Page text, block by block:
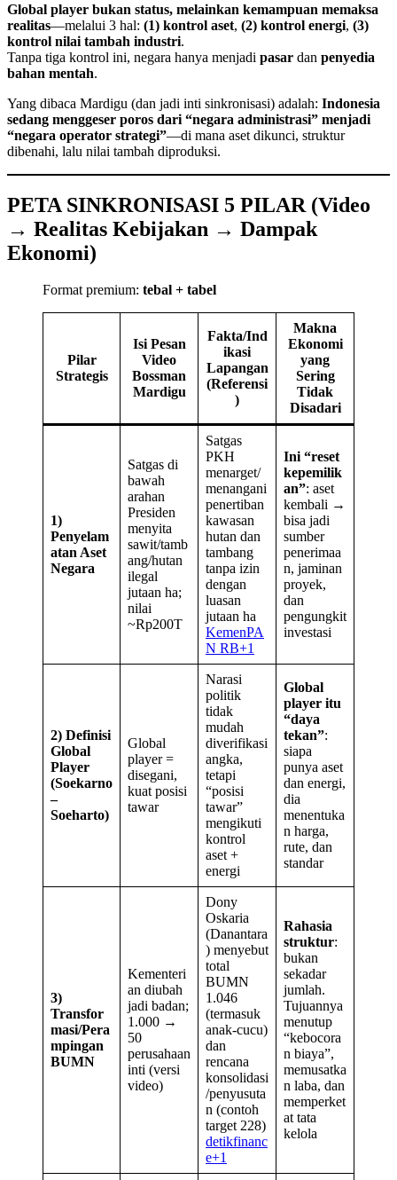
Global player bukan status, melainkan kemampuan memaksa
realitas—melalui 3 hal: (1) kontrol aset, (2) kontrol energi, (3)
kontrol nilai tambah industri.
Tanpa tiga kontrol ini, negara hanya menjadi pasar dan penyedia
bahan mentah.
Yang dibaca Mardigu (dan jadi inti sinkronisasi) adalah: Indonesia
sedang menggeser poros dari “negara administrasi” menjadi
“negara operator strategi”—di mana aset dikunci, struktur
dibenahi, lalu nilai tambah diproduksi.
PETA SINKRONISASI 5 PILAR (Video
→ Realitas Kebijakan → Dampak
Ekonomi)
Format premium: tebal + tabel
Pilar
Strategis
Isi Pesan
Video
Bossman
Mardigu
Fakta/Ind
ikasi
Lapangan
(Referensi
)
Makna
Ekonomi
yang
Sering
Tidak
Disadari
1)
Penyelam
atan Aset
Negara
Satgas di
bawah
arahan
Presiden
menyita
sawit/tamb
ang/hutan
ilegal
jutaan ha;
nilai
~Rp200T
Satgas
PKH
menarget/
menangani
penertiban
kawasan
hutan dan
tambang
tanpa izin
dengan
luasan
jutaan ha
KemenPA
N RB+1
Ini “reset
kepemilik
an”: aset
kembali →
bisa jadi
sumber
penerimaa
n, jaminan
proyek,
dan
pengungkit
investasi
2) Definisi
Global
Player
(Soekarno
–
Soeharto)
Global
player =
disegani,
kuat posisi
tawar
Narasi
politik
tidak
mudah
diverifikasi
angka,
tetapi
“posisi
tawar”
mengikuti
kontrol
aset +
energi
Global
player itu
“daya
tekan”:
siapa
punya aset
dan energi,
dia
menentuka
n harga,
rute, dan
standar
3)
Transfor
masi/Pera
mpingan
BUMN
Kementeri
an diubah
jadi badan;
1.000 →
50
perusahaan
inti (versi
video)
Dony
Oskaria
(Danantara
) menyebut
total
BUMN
1.046
(termasuk
anak-cucu)
dan
rencana
konsolidasi
/penyusuta
n (contoh
target 228)
detikfinanc
e+1
Rahasia
struktur:
bukan
sekadar
jumlah.
Tujuannya
menutup
“kebocora
n biaya”,
memusatka
n laba, dan
memperket
at tata
kelola